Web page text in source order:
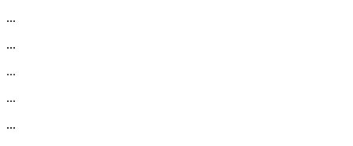
...
...
...
...
...